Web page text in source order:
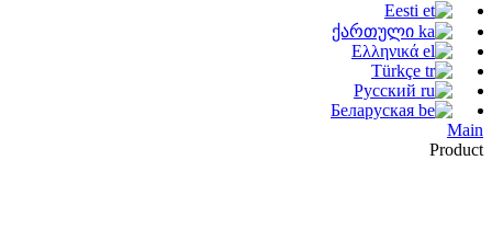
Eesti
ქართული
Ελληνικά
Türkçe
Русский
Беларуская
Main
Product